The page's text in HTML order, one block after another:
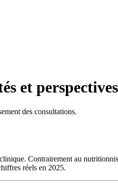
et perspectives
des consultations.
Contrairement au
réels en 2025.